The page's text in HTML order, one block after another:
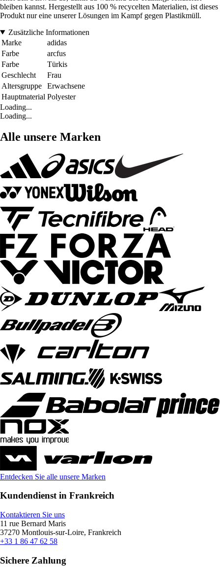
bleiben kannst. Hergestellt aus 100 % recycelten Materialien, ist dieses
Produkt nur eine unserer Lösungen im Kampf gegen Plastikmüll.
Zusätzliche Informationen
Marke
adidas
Farbe
arcfus
Farbe
Türkis
Geschlecht
Frau
Altersgruppe
Erwachsene
Hauptmaterial Polyester
Loading...
Loading...
Alle unsere Marken
Entdecken Sie alle unsere Marken
Kundendienst in Frankreich
Kontaktieren Sie uns
11 rue Bernard Maris
37270 Montlouis-sur-Loire, Frankreich
+33 1 86 47 62 58
Sichere Zahlung